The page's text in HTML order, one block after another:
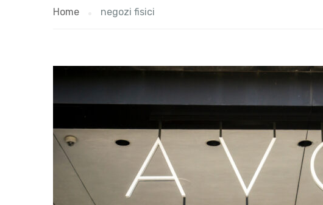
Home negozi fisici